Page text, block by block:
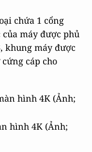
chứa 1 cổng
của máy được phủ
khung máy được
cáp cho
hình 4K (Ảnh;